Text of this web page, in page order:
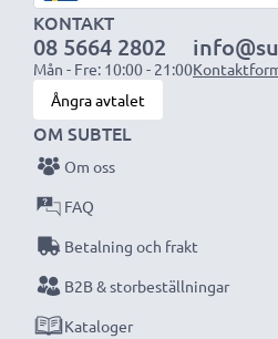
tester för bästa prestanda
nu – snabb leverans & 3 års
KONTAKT
08 5664 2802
Mån - Fre: 10:00 - 21:00
Ångra avtalet
OM SUBTEL
Om oss
FAQ
Betalning och frakt
B2B & storbeställningar
Kataloger